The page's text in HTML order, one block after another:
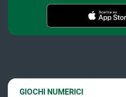
GIOCHI NUMERICI
SuperEnalotto
Scopri il gioco